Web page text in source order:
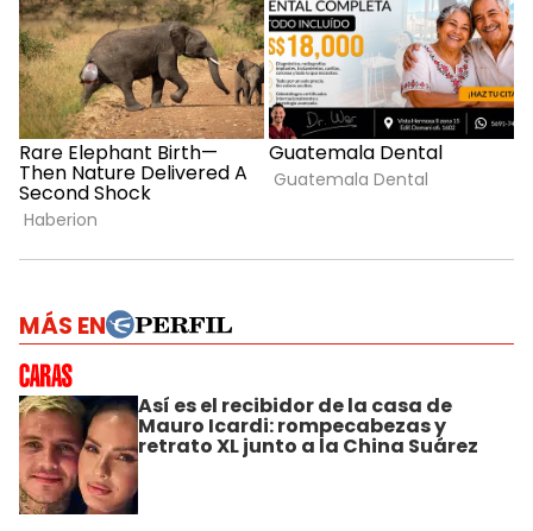
MÁS EN
Así es el recibidor de la casa de
Mauro Icardi: rompecabezas y
retrato XL junto a la China Suárez